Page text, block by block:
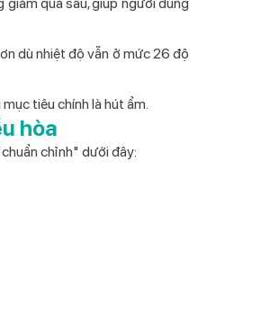
giảm quá sâu, giúp người dùng
dù nhiệt độ vẫn ở mức 26 độ
tiêu chính là hút ẩm.
hòa
chỉnh" dưới đây: